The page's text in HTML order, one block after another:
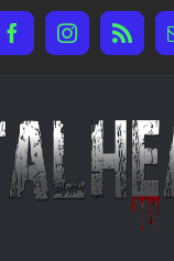
FacebookInstagram
Rss